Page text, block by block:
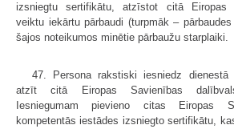
izsniegtu sertifikātu, atzīstot citā Eiropas
veiktu iekārtu pārbaudi (turpmāk –
šajos noteikumos minētie pārbaužu starplaiki.
47. Persona rakstiski iesniedz dienestā
atzīt citā Eiropas Savienības
Iesniegumam pievieno citas Eiropas
kompetentās iestādes izsniegto sertifikātu,